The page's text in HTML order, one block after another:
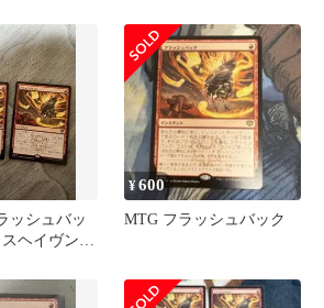
ッシュバッ
ヘイヴンの
¥600
MTG フラッシュバック